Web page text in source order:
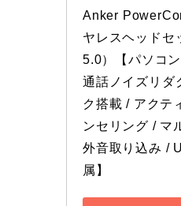
Anker
ヤレスヘッドセ
5.0）【パソコ
通話ノイズリダ
ク搭載 / アクテ
ンセリング / マ
外音取り込み /
属】